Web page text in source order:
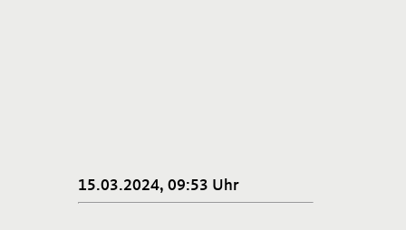
15.03.2024, 09:53 Uhr